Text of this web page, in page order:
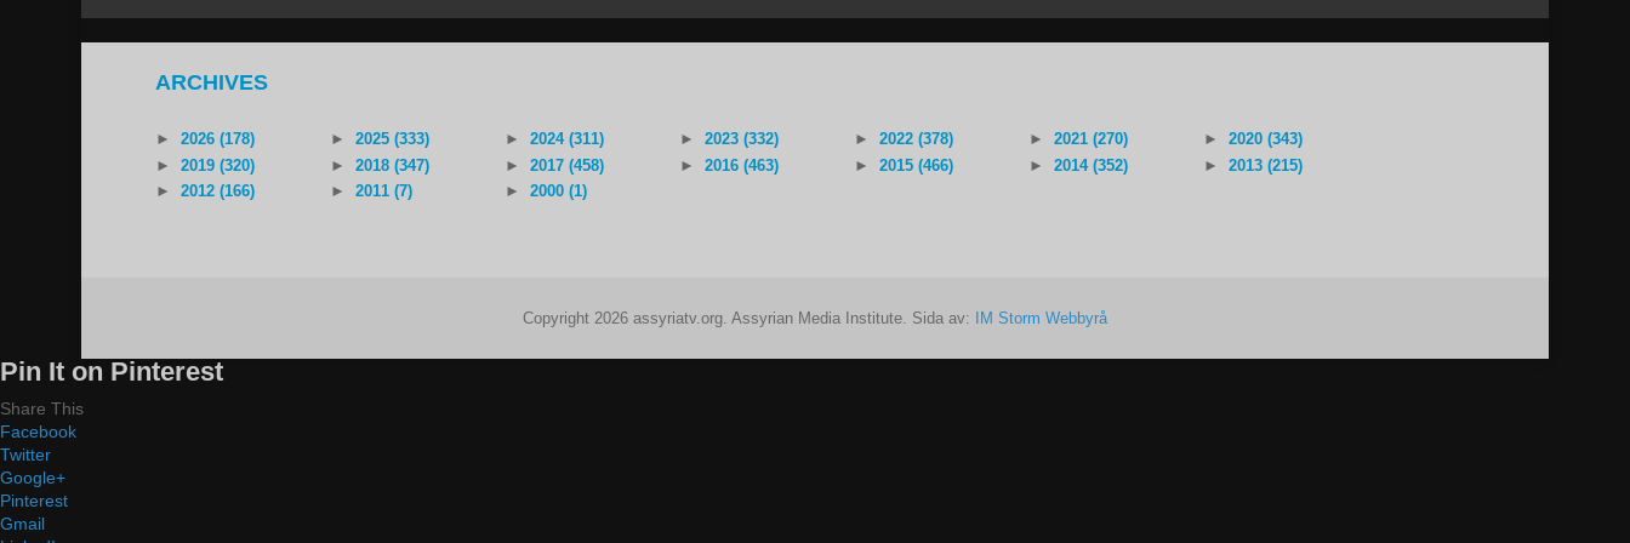
ARCHIVES
► 2026 (178) ► 2025 (333) ► 2024 (311) ► 2023 (332) ► 2022 (378) ► 2021 (270) ►
2020 (343)
►
2019 (320) ► 2018 (347) ► 2017 (458) ► 2016 (463) ► 2015 (466) ► 2014 (352) ►
2013 (215)
►
2012 (166) ► 2011 (7) ► 2000 (1)
Copyright 2026 assyriatv.org. Assyrian Media Institute. Sida av: IM Storm Webbyrå
Pin It on Pinterest
Share This
Facebook
Twitter
Google+
Pinterest
Gmail